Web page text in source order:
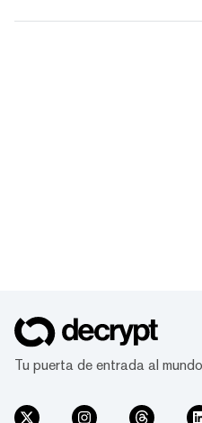
Tu puerta de entrada al